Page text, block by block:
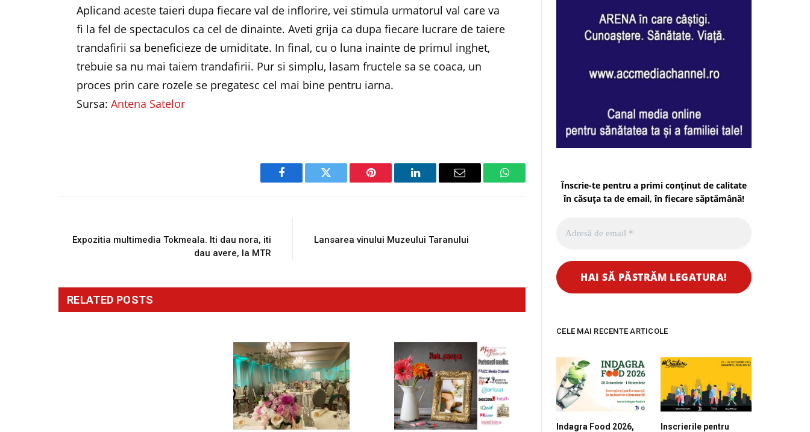
Aplicand aceste taieri dupa fiecare val de inflorire, vei stimula urmatorul val care va
fi la fel de spectaculos ca cel de dinainte. Aveti grija ca dupa fiecare lucrare de taiere
trandafirii sa beneficieze de umiditate. In final, cu o luna inainte de primul inghet,
trebuie sa nu mai taiem trandafirii. Pur si simplu, lasam fructele sa se coaca, un
proces prin care rozele se pregatesc cel mai bine pentru iarna.
Sursa:Antena Satelor
Facebook Twitter Pinterest LinkedIn Email WhatsApp
Expozitia multimedia Tokmeala. Iti dau nora, iti
dau avere, la MTR
Lansarea vinului Muzeului Taranului
RELATED POSTS
Înscrie-te pentru a primi conținut de calitate
în căsuța ta de email, în fiecare săptămână!
CELE MAI RECENTE ARTICOLE
Indagra Food 2026,
Inscrierile pentru